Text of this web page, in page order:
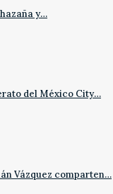
y…
del México City…
Vázquez comparten…